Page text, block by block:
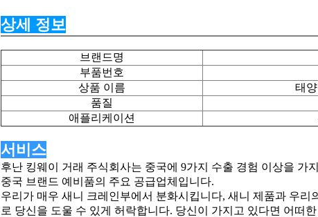
상세 정보
브랜드명
부품번호
상품 이름
태
품질
애플리케이션
서비스
후난 킹웨이 거래 주식회사는 중국에 9가지 수출 경험 이상을 가
중국 브랜드 예비품의 주요 공급업체입니다.
우리가 매우 새니 크레인부에서 분화시킵니다, 새니 제품과 우리
로 당신을 도울 수 있게 허락합니다. 당신이 가지고 있다면 어떠